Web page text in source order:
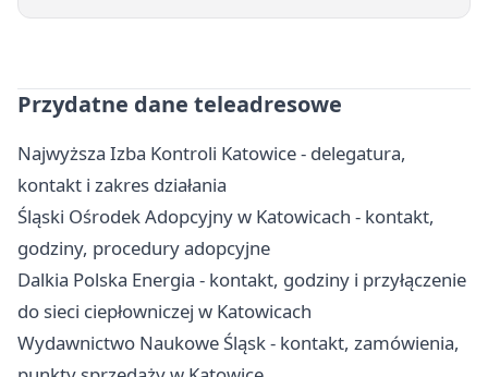
Przydatne dane teleadresowe
Najwyższa Izba Kontroli Katowice - delegatura,
kontakt i zakres działania
Śląski Ośrodek Adopcyjny w Katowicach - kontakt,
godziny, procedury adopcyjne
Dalkia Polska Energia - kontakt, godziny i przyłączenie
do sieci ciepłowniczej w Katowicach
Wydawnictwo Naukowe Śląsk - kontakt, zamówienia,